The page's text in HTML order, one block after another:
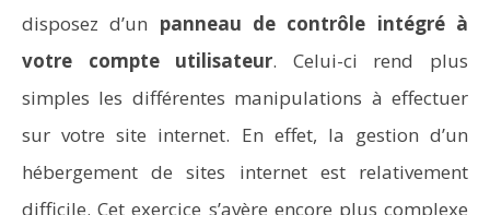
disposez d’un panneau de contrôle intégré à
votre compte utilisateur. Celui-ci rend plus
simples les différentes manipulations à effectuer
sur votre site internet. En effet, la gestion d’un
hébergement de sites internet est relativement
difficile. Cet exercice s’avère encore plus complexe